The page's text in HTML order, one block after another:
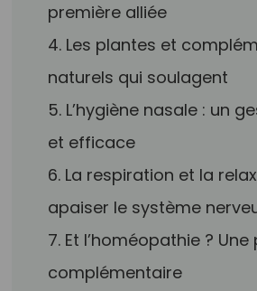
première alliée
4. Les plantes et
naturels qui soulagent
5. L’hygiène nasale : un
et efficace
6. La respiration et la
apaiser le système
7. Et l’homéopathie ? Une
complémentaire